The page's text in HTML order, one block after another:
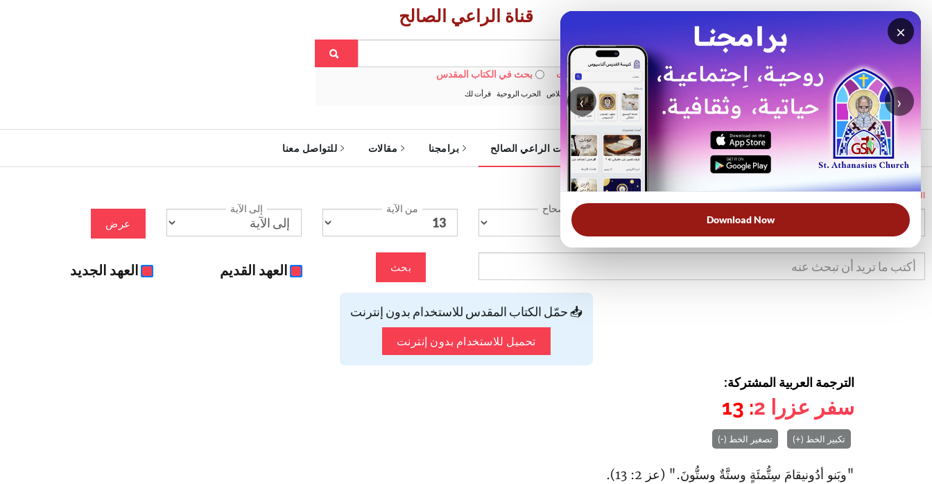
×
‹ ›
Download Now
قناة الراعي الصالح
بحث في الويبسايت بحث في الكتاب المقدس
الأكثر بحثًا: خبزنا اليومي الخلاص الحرب الروحية قرأت لك
الرئيسية خدمات الراعي الصالح برامجنا مقالات للتواصل معنا
الرئيسية
الإصحاح من الآية إلى الآية
عرض
بحث العهد القديم العهد الجديد
📥 حمّل الكتاب المقدس للاستخدام بدون إنترنت
تحميل للاستخدام بدون إنترنت
الترجمة العربية المشتركة:
سفر عزرا 2
: 13
تكبير الخط (+) تصغير الخط (-)
"وبَنو أدُونيقامَ سِتُّمئَةٍ وستَّةٌ وستُّونَ." (عز 2: 13).